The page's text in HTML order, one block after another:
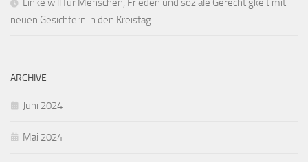
Linke will für Menschen, Frieden und soziale Gerechtigkeit mit
neuen Gesichtern in den Kreistag
ARCHIVE
Juni 2024
Mai 2024